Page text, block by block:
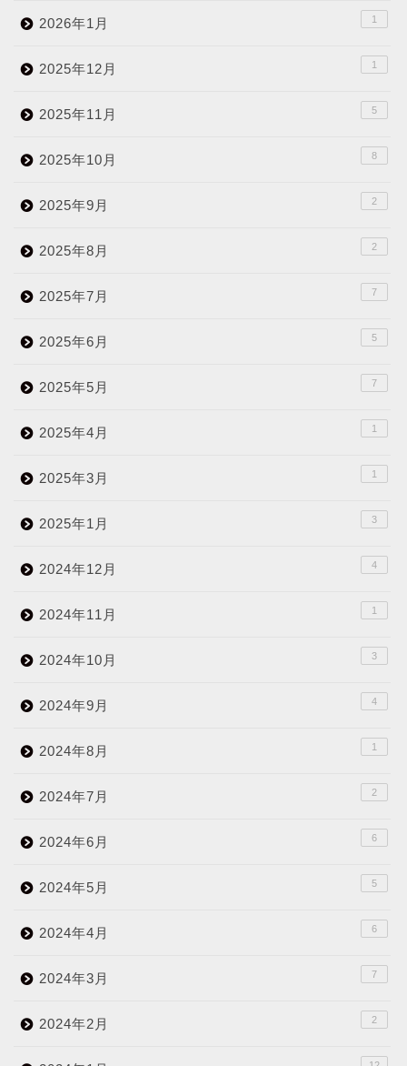
2026年1月 1
2025年12月 1
2025年11月 5
2025年10月 8
2025年9月 2
2025年8月 2
2025年7月 7
2025年6月 5
2025年5月 7
2025年4月 1
2025年3月 1
2025年1月 3
2024年12月 4
2024年11月 1
2024年10月 3
2024年9月 4
2024年8月 1
2024年7月 2
2024年6月 6
2024年5月 5
2024年4月 6
2024年3月 7
2024年2月 2